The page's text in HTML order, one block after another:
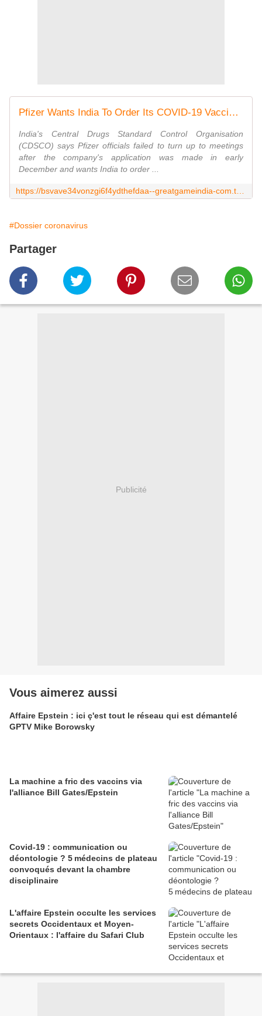
Pfizer Wants India To Order Its COVID-19 Vaccines Without Any Local Trials | GreatGameIndia
India's Central Drugs Standard Control Organisation
(CDSCO) says Pfizer officials failed to turn up to meetings
after the company's application was made in early
December and wants India to order ...
#Dossier coronavirus
Partager
Publicité
Vous aimerez aussi
Affaire Epstein : ici ç'est tout le réseau qui est démantelé
GPTV Mike Borowsky
La machine a fric des vaccins via
l'alliance Bill Gates/Epstein
Covid-19 : communication ou
déontologie ? 5 médecins de plateau
convoqués devant la chambre
disciplinaire
L'affaire Epstein occulte les services
secrets Occidentaux et Moyen-
Orientaux : l'affaire du Safari Club